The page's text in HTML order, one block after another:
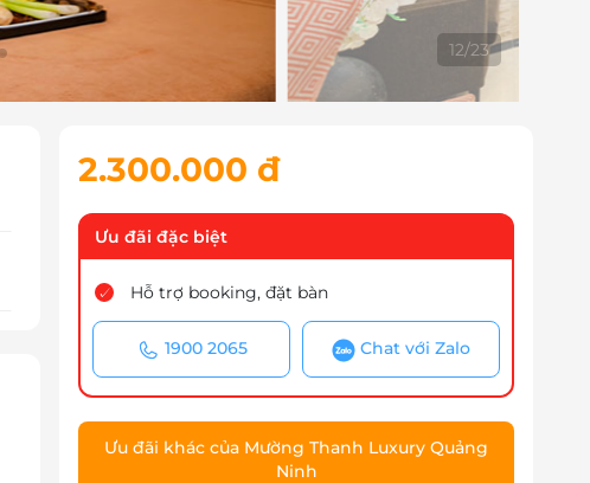
13/23
2.300.000 đ
Ưu đãi đặc biệt
Hỗ trợ booking, đặt bàn
1900 2065 Chat với Zalo
Ưu đãi khác của Mường Thanh Luxury Quảng
Ninh